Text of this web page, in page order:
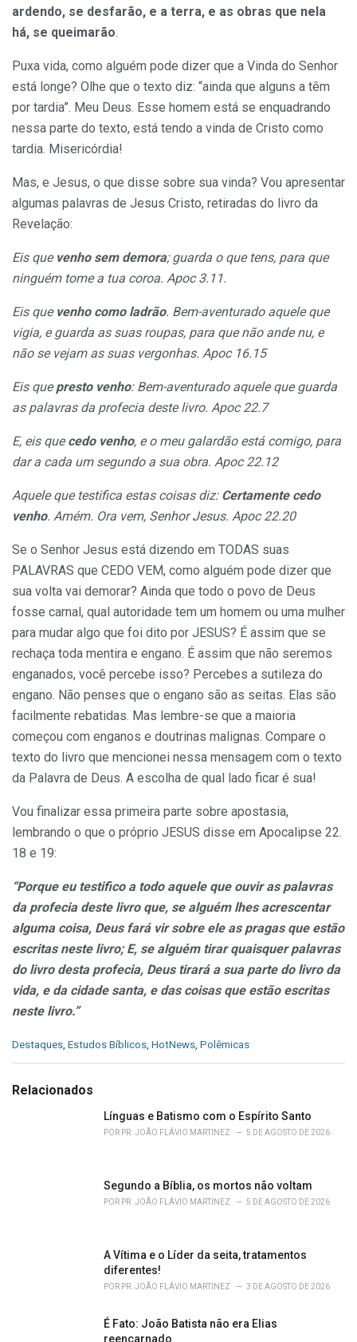
ardendo, se desfarão, e a terra, e as obras que nela
há, se queimarão.
Puxa vida, como alguém pode dizer que a Vinda do Senhor
está longe? Olhe que o texto diz: “ainda que alguns a têm
por tardia”. Meu Deus. Esse homem está se enquadrando
nessa parte do texto, está tendo a vinda de Cristo como
tardia. Misericórdia!
Mas, e Jesus, o que disse sobre sua vinda? Vou apresentar
algumas palavras de Jesus Cristo, retiradas do livro da
Revelação:
Eis que venho sem demora; guarda o que tens, para que
ninguém tome a tua coroa. Apoc 3.11.
Eis que venho como ladrão. Bem-aventurado aquele que
vigia, e guarda as suas roupas, para que não ande nu, e
não se vejam as suas vergonhas. Apoc 16.15
Eis quepresto venho: Bem-aventurado aquele que guarda
as palavras da profecia deste livro. Apoc 22.7
E, eis quecedo venho, e o meu galardão está comigo, para
dar a cada um segundo a sua obra. Apoc 22.12
Aquele que testifica estas coisas diz: Certamente cedo
venho. Amém. Ora vem, Senhor Jesus. Apoc 22.20
Se o Senhor Jesus está dizendo em TODAS suas
PALAVRAS que CEDO VEM, como alguém pode dizer que
sua volta vai demorar? Ainda que todo o povo de Deus
fosse carnal, qual autoridade tem um homem ou uma mulher
para mudar algo que foi dito por JESUS? É assim que se
rechaça toda mentira e engano. É assim que não seremos
enganados, você percebe isso? Percebes a sutileza do
engano. Não penses que o engano são as seitas. Elas são
facilmente rebatidas. Mas lembre-se que a maioria
começou com enganos e doutrinas malignas. Compare o
texto do livro que mencionei nessa mensagem com o texto
da Palavra de Deus. A escolha de qual lado ficar é sua!
Vou finalizar essa primeira parte sobre apostasia,
lembrando o que o próprio JESUS disse em Apocalipse 22.
18 e 19:
“Porque eu testifico a todo aquele que ouvir as palavras
da profecia deste livro que, se alguém lhes acrescentar
alguma coisa, Deus fará vir sobre ele as pragas que estão
escritas neste livro; E, se alguém tirar quaisquer palavras
do livro desta profecia, Deus tirará a sua parte do livro da
vida, e da cidade santa, e das coisas que estão escritas
neste livro.”
C
e
Destaques, Estudos Bíblicos, HotNews, Polêmicas
Relacionados
Línguas e Batismo com o Espírito Santo
POR PR. JOÃO FLÁVIO MARTINEZ 5 DE AGOSTO DE 2026
Segundo a Bíblia, os mortos não voltam
POR PR. JOÃO FLÁVIO MARTINEZ 5 DE AGOSTO DE 2026
A Vítima e o Líder da seita, tratamentos
diferentes!
POR PR. JOÃO FLÁVIO MARTINEZ 3 DE AGOSTO DE 2026
É Fato: João Batista não era Elias
reencarnado